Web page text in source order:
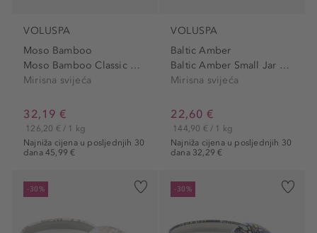
VOLUSPA
Moso Bamboo
Moso Bamboo Classic Candle
Mirisna svijeća
32,19 €
Najniža cijena u posljednjih 30
dana 45,99 €
126,20 € / 1 kg
VOLUSPA
Baltic Amber
Baltic Amber Small Jar Candle
Mirisna svijeća
22,60 €
Najniža cijena u posljednjih 30
dana 32,29 €
144,90 € / 1 kg
-30% -30%